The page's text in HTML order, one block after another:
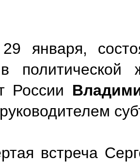
января,
политической
России
встреча